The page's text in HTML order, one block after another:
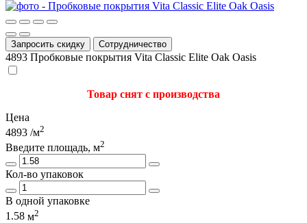
Запросить скидку Сотрудничество
4893 Пробковые покрытия Vita Classic Elite Oak Oasis
Товар снят с производства
Цена
4893 /м2
Введите площадь, м2
Кол-во упаковок
В одной упаковке
1.58 м2